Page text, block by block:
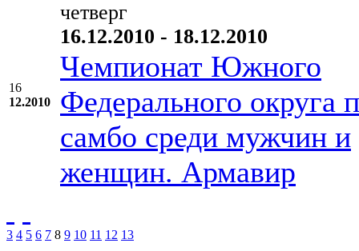
16
12.2010
четверг
16.12.2010 - 18.12.2010
Чемпионат Южного
Федерального округа
самбо среди мужчин и
женщин. Армавир
3 4 5 6 7 8 9 10 11 12 13